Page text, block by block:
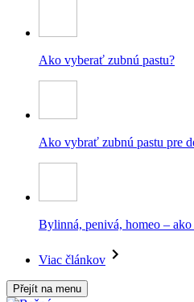
Ako vyberať zubnú pastu?
Ako vybrať zubnú pastu pre
Bylinná, penivá, homeo –
Viac článkov
Přejít na menu